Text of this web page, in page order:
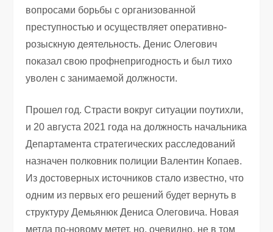
вопросами борьбы с организованной
преступностью и осуществляет оперативно-
розыскную деятельность. Денис Олегович
показал свою профнепригодность и был тихо
уволен с занимаемой должности.
Прошел год. Страсти вокруг ситуации поутихли,
и 20 августа 2021 года на должность начальника
Департамента стратегических расследований
назначен полковник полиции Валентин Копаев.
Из достоверных источников стало известно, что
одним из первых его решений будет вернуть в
структуру Демьянюк Дениса Олеговича. Новая
метла по-новому метет, но, очевидно, не в том